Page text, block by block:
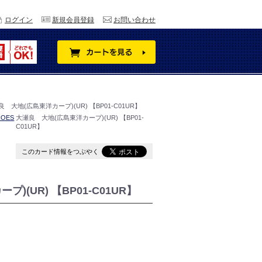
お問い合わせ
新規会員登録
ログイン
大地(広島東洋カープ)(UR) 【BP01-C01UR】
大瀬良 大地(広島東洋カープ)(UR) 【BP01-
C01UR】
このカード情報をつぶやく
プ)(UR) 【BP01-C01UR】